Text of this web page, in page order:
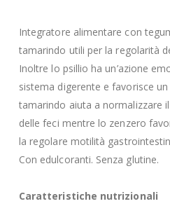
Integratore alimentare con
tamarindo utili per la regolarità
Inoltre lo psillio ha un’azione
sistema digerente e favorisce
tamarindo aiuta a normalizzare
delle feci mentre lo zenzero
la regolare motilità
Con edulcoranti. Senza glutine.
Caratteristiche nutrizionali